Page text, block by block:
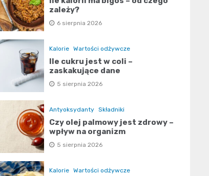
zależy?
6 sierpnia 2026
Kalorie Wartości odżywcze
Ile cukru jest w coli –
zaskakujące dane
5 sierpnia 2026
Antyoksydanty Składniki
Czy olej palmowy jest zdrowy –
wpływ na organizm
5 sierpnia 2026
Kalorie Wartości odżywcze